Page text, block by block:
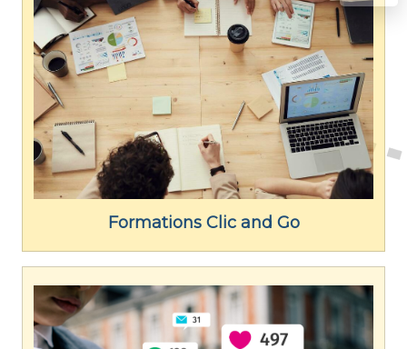
Formations Clic and Go